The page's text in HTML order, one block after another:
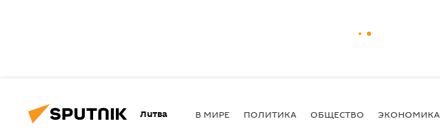
Литва В МИРЕ ПОЛИТИКА ОБЩЕСТВО ЭКОНОМИКА